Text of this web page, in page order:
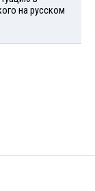
на русском